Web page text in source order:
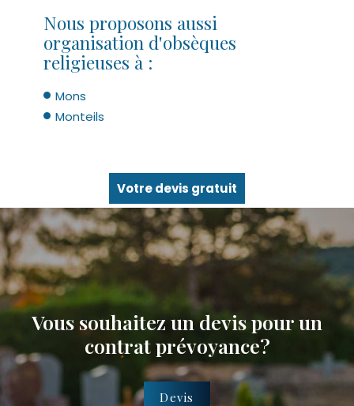
Nous proposons aussi
organisation d'obsèques
religieuses à :
Mons
Monteils
Votre devis gratuit
Vous souhaitez un devis pour un
contrat prévoyance?
Devis